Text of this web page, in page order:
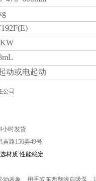
动或电起动
公司
小时发货
吉路156弄49号
材质 性能稳定
表象。用手或东西翻滚自吸泵，